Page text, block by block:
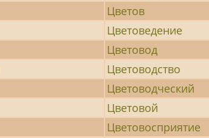
Цветов
Цветоведение
Цветовод
Цветоводство
Цветоводческий
Цветовой
Цветовосприятие